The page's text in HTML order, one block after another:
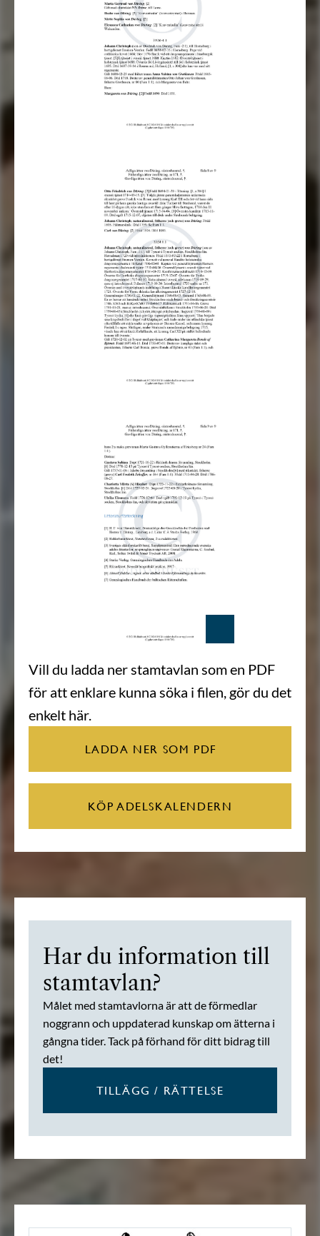
Vill du ladda ner stamtavlan som en PDF
för att enklare kunna söka i filen, gör du det
enkelt här.
LADDA NER SOM PDF
KÖP ADELSKALENDERN
Har du information till
stamtavlan?
Målet med stamtavlorna är att de förmedlar
noggrann och uppdaterad kunskap om ätterna i
gångna tider. Tack på förhand för ditt bidrag till
det!
TILLÄGG / RÄTTELSE